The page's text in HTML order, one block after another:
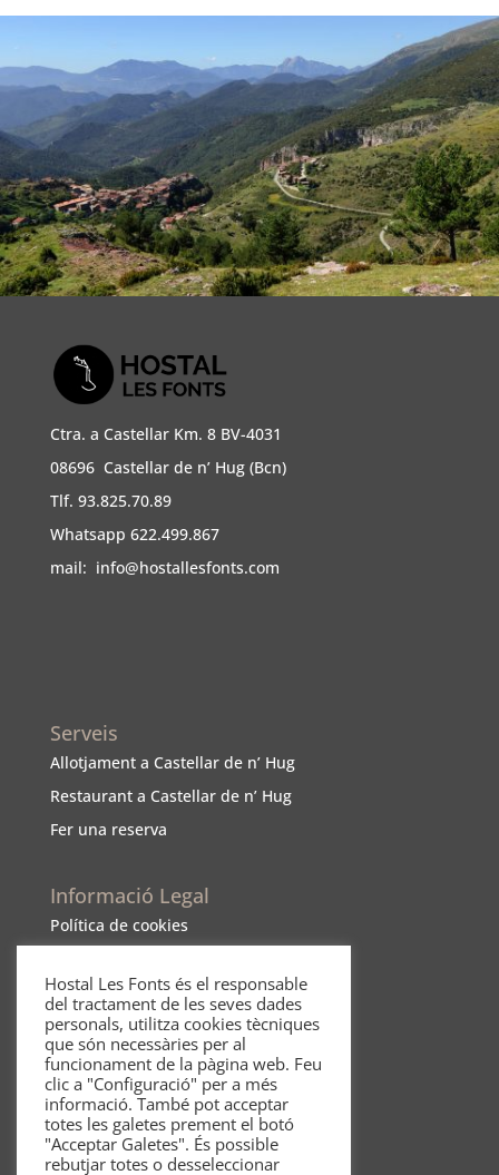
Ctra. a Castellar Km. 8 BV-4031
08696 Castellar de n’ Hug (Bcn)
Tlf. 93.825.70.89
Whatsapp 622.499.867
mail: info@hostallesfonts.com
Serveis
Allotjament a Castellar de n’ Hug
Restaurant a Castellar de n’ Hug
Fer una reserva
Informació Legal
Política de cookies
Política de mascotes
Avís Legal
Política de privacitat
Hostal Les Fonts és el responsable
del tractament de les seves dades
personals, utilitza cookies tècniques
que són necessàries per al
funcionament de la pàgina web. Feu
clic a "Configuració" per a més
informació. També pot acceptar
totes les galetes prement el botó
"Acceptar Galetes". És possible
rebutjar totes o desseleccionar